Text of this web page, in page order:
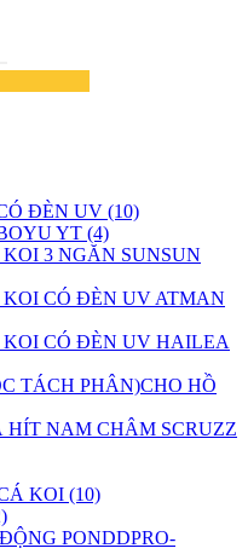
ĐÈN UV (10)
YT (4)
3 NGĂN SUNSUN
CÓ ĐÈN UV ATMAN
KOI CÓ ĐÈN UV HAILEA
TÁCH PHÂN)CHO HỒ
HÍT NAM CHÂM SCRUZZ
KOI (10)
PONDDPRO-